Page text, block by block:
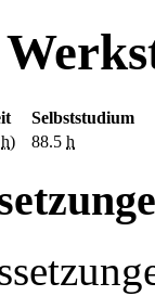
Selbststudium
h) 88.5 h